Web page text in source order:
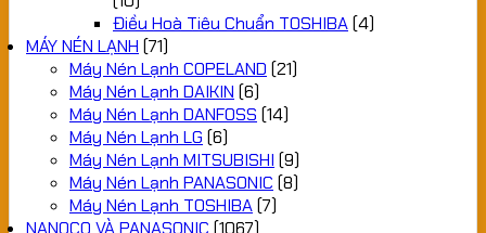
Điều Hoà Tiêu Chuẩn TOSHIBA(4)
MÁY NÉN LẠNH (71)
Máy Nén Lạnh COPELAND (21)
Máy Nén Lạnh DAIKIN (6)
Máy Nén Lạnh DANFOSS (14)
Máy Nén Lạnh LG (6)
Máy Nén Lạnh MITSUBISHI (9)
Máy Nén Lạnh PANASONIC (8)
Máy Nén Lạnh TOSHIBA(7)
NANOCO VÀ PANASONIC (1067)